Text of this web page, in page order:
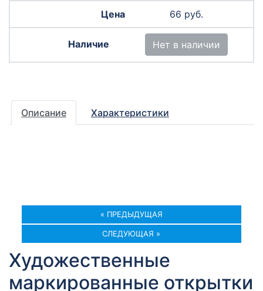
66 руб.
Нет в наличии
Описание Характеристики
« ПРЕДЫДУЩАЯ
СЛЕДУЮЩАЯ »
Художественные
маркированные открытки